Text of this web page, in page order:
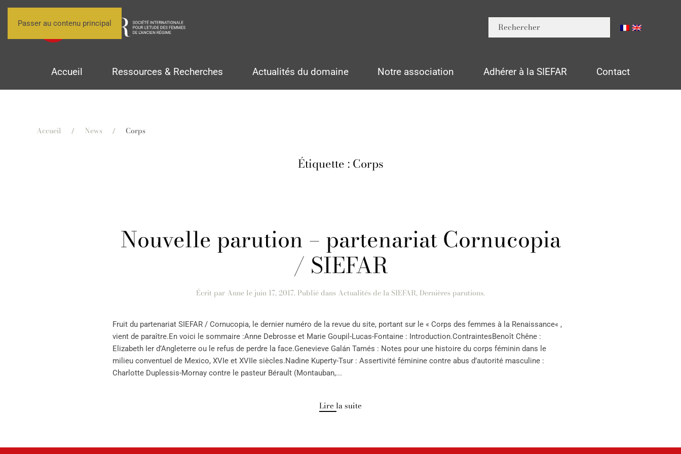
Passer au contenu principal
Accueil Ressources & Recherches Actualités du domaine Notre association Adhérer à la SIEFAR Contact
Accueil News Corps
Étiquette : Corps
Nouvelle parution – partenariat Cornucopia
/ SIEFAR
Écrit par Anne le juin 17, 2017. Publié dans Actualités de la SIEFAR, Dernières parutions.
Fruit du partenariat SIEFAR / Cornucopia, le dernier numéro de la revue du site, portant sur le « Corps des femmes à la Renaissance« ,
vient de paraître.En voici le sommaire :Anne Debrosse et Marie Goupil-Lucas-Fontaine : Introduction.ContraintesBenoît Chêne :
Elizabeth Ier d’Angleterre ou le refus de perdre la face.Genevieve Galán Tamés : Notes pour une histoire du corps féminin dans le
milieu conventuel de Mexico, XVIe et XVIIe siècles.Nadine Kuperty-Tsur : Assertivité féminine contre abus d’autorité masculine :
Charlotte Duplessis-Mornay contre le pasteur Bérault (Montauban,...
Lire la suite